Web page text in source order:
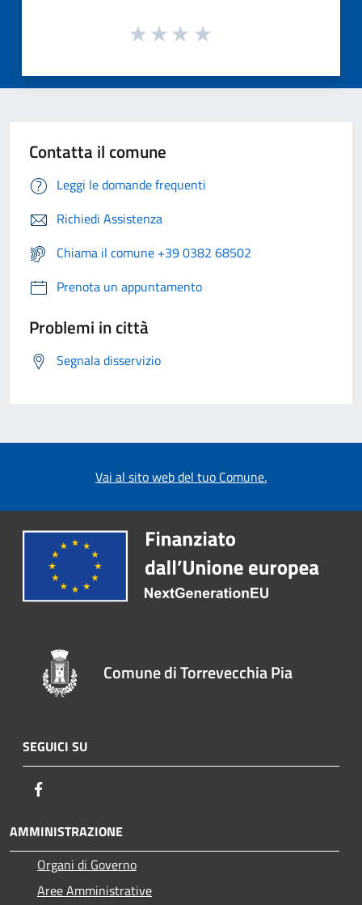
Contatta il comune
Leggi le domande frequenti
Richiedi Assistenza
Chiama il comune +39 0382 68502
Prenota un appuntamento
Problemi in città
Segnala disservizio
Vai al sito web del tuo Comune.
Comune di Torrevecchia Pia
SEGUICI SU
AMMINISTRAZIONE
Organi di Governo
Aree Amministrative